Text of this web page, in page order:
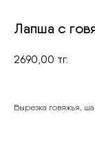
Лапша с
2690,00 тг.
Вырезка говяжья,